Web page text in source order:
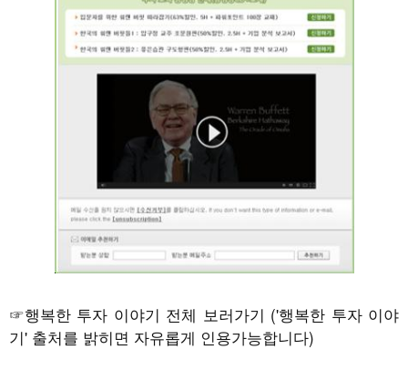
☞행복한 투자 이야기 전체 보러가기 ('행복한 투자 이야
기' 출처를 밝히면 자유롭게 인용가능합니다)